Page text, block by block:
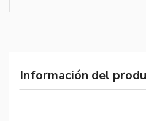
Información del